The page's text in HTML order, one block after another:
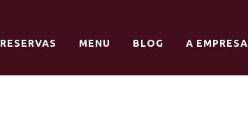
RESERVAS MENU BLOG A EMPRESA